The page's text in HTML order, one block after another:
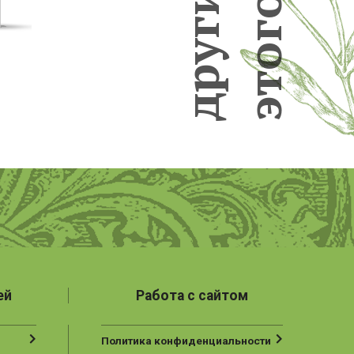
д
р
у
г
э
т
о
г
Работа с сайтом
Политика конфиденциальности